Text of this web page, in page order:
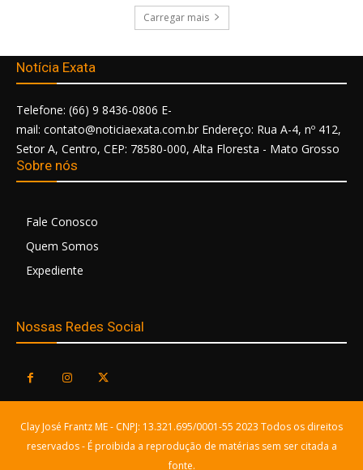
Carregar mais
Notícia Exata
Telefone: (66) 9 8436-0806 E-
mail: contato@noticiaexata.com.br Endereço: Rua A-4, nº 412,
Setor A, Centro, CEP: 78580-000, Alta Floresta - Mato Grosso
Sobre nós
Fale Conosco
Quem Somos
Expediente
Nossas Redes Social
Clay José Frantz ME - CNPJ: 13.321.695/0001-55 2023 Todos os direitos
reservados - É proibida a reprodução de matérias sem ser citada a
fonte.